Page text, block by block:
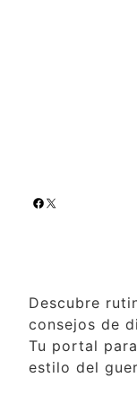
Descubre
consejos de
Tu portal
estilo del